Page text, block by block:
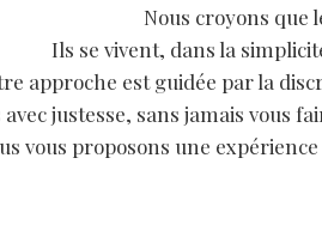
Nous croyons que
Ils se vivent, dans la
approche est guidée par la
avec justesse, sans jamais
vous proposons une